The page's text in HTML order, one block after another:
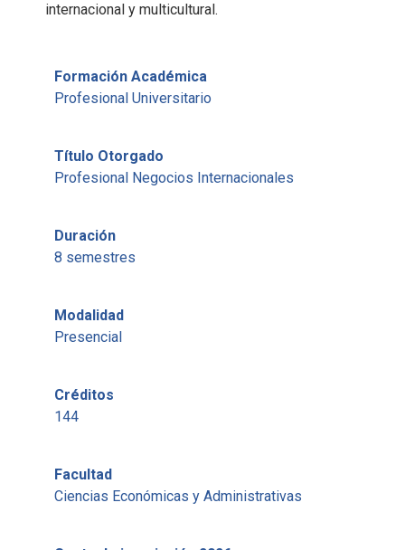
internacional y multicultural.
Formación Académica
Profesional Universitario
Título Otorgado
Profesional Negocios Internacionales
Duración
8 semestres
Modalidad
Presencial
Créditos
144
Facultad
Ciencias Económicas y Administrativas